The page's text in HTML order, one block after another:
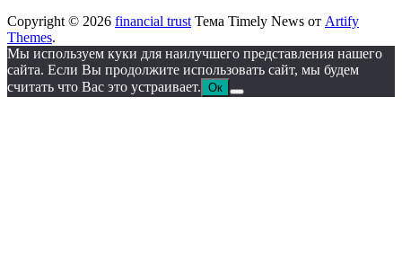
Copyright © 2026 financial trust Тема Timely News от Artify
Themes.
Мы используем куки для наилучшего представления нашего
сайта. Если Вы продолжите использовать сайт, мы будем
считать что Вас это устраивает. Ок